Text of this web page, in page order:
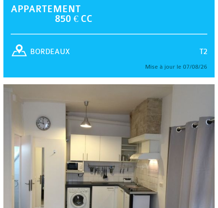
APPARTEMENT
850 € CC
T2
BORDEAUX
Mise à jour le 07/08/26